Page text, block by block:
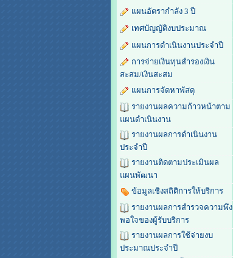
แผนอัตรากำลัง 3 ปี
เทศบัญญัติงบประมาณ
แผนการดำเนินงานประจำปี
การจ่ายเงินทุนสำรองเงิน
สะสม/เงินสะสม
แผนการจัดหาพัสดุ
รายงานผลความก้าวหน้าตาม
แผนดำเนินงาน
รายงานผลการดำเนินงาน
ประจำปี
รายงานติดตามประเมินผล
แผนพัฒนา
ข้อมูลเชิงสถิติการให้บริการ
รายงานผลการสำรวจความพึง
พอใจของผู้รับบริการ
รายงานผลการใช้จ่ายงบ
ประมาณประจำปี